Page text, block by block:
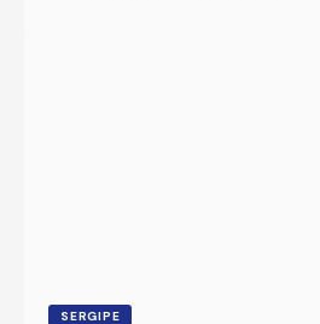
SERGIPE